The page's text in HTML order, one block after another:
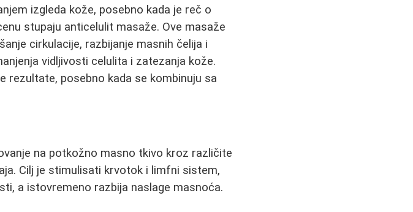
izgleda kože, posebno kada je reč o
stupaju anticelulit masaže. Ove masaže
cirkulacije, razbijanje masnih čelija i
vidljivosti celulita i zatezanja kože.
rezultate, posebno kada se kombinuju sa
na potkožno masno tkivo kroz različite
Cilj je stimulisati krvotok i limfni sistem,
a istovremeno razbija naslage masnoća.